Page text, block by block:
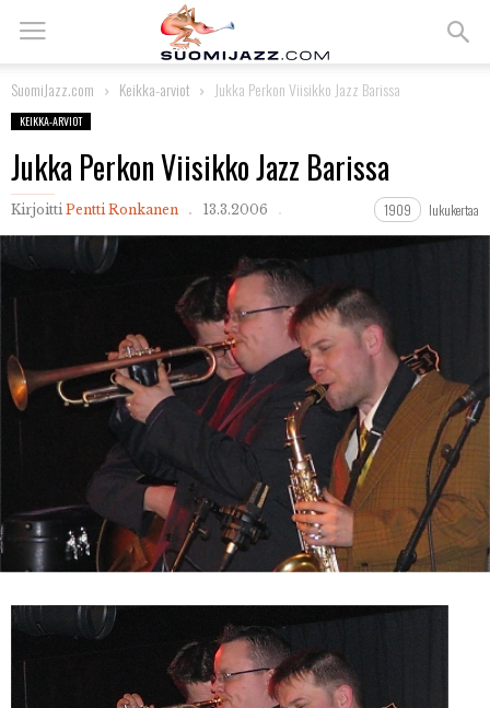
SuomiJazz.com Keikka-arviot Jukka Perkon Viisikko Jazz Barissa
KEIKKA-ARVIOT
Jukka Perkon Viisikko Jazz Barissa
Kirjoitti Pentti Ronkanen 13.3.2006 1909 lukukertaa